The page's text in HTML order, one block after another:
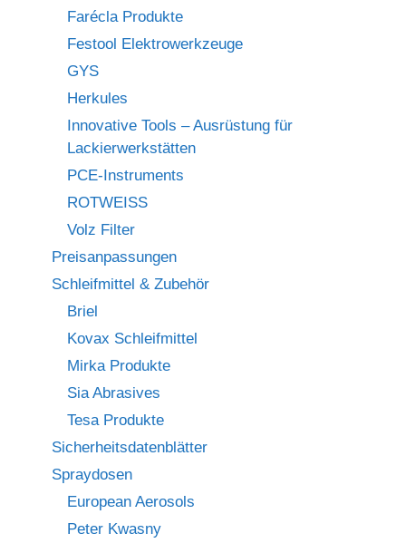
Farécla Produkte
Festool Elektrowerkzeuge
GYS
Herkules
Innovative Tools – Ausrüstung für
Lackierwerkstätten
PCE-Instruments
ROTWEISS
Volz Filter
Preisanpassungen
Schleifmittel & Zubehör
Briel
Kovax Schleifmittel
Mirka Produkte
Sia Abrasives
Tesa Produkte
Sicherheitsdatenblätter
Spraydosen
European Aerosols
Peter Kwasny